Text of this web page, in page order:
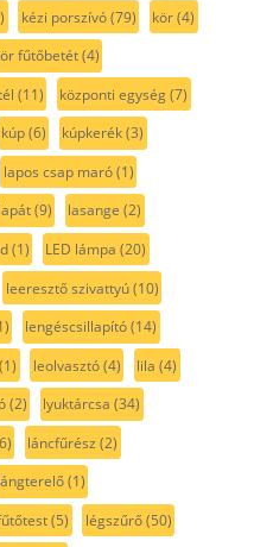
kézi porszívó(79) kör(4)
fűtőbetét(4)
(11) központi egység(7)
kúp(6) kúpkerék(3)
lapos csap maró(1)
lapát(9) lasange (2)
(1) LED lámpa (20)
leeresztő szivattyú(10)
lengéscsillapító(14)
(1) leolvasztó(4) lila (4)
(2) lyuktárcsa (34)
láncfűrész (2)
(1)
(5) légszűrő(50)